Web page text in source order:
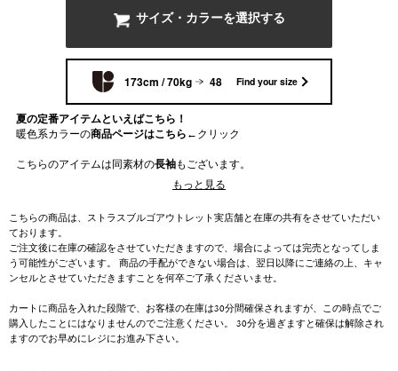
サイズ・カラーを選択する
173cm / 70kg 48 Find your size
夏の定番アイテムといえばこちら！
暖色系カラーの商品ページはこちら←クリック
こちらのアイテムは同素材の長袖もございます。
ノウハウをもとに様々なアイテムを展開する「Rinascente」。シンプルなデザ
イン性と緻密に計算されたパターンメイキングによりハイクオリティな着心
地も実現しています。昨年も多数のご注文いただいているこちらは春～秋に
かけてお召いただけるアイテムとなっております。早期完売が予想されます
ので色が揃っているうちにワードローブに加えてみてはいかがでしょうか。
スタイリングに変化をつけるアイテムとして、半袖ボーダーニットもぜひご
覧ください。
もっと見る
こちらの商品は、ストラスブルゴアウトレット実店舗と在庫の共有をさせていただい
ております。
ご注文後に在庫の確認をさせていただきますので、場合によっては完売となってしま
う可能性がございます。 商品の手配ができない場合は、翌日以降にご連絡の上、キャ
ンセルとさせていただきますことを何卒ご了承くださいませ。
カートに商品を入れた段階で、お客様の在庫は30分間確保されますが、この時点でご
購入したことにはなりませんのでご注意ください。 30分を過ぎますと確保は解除され
ますのでお早めにレジにお進み下さい。